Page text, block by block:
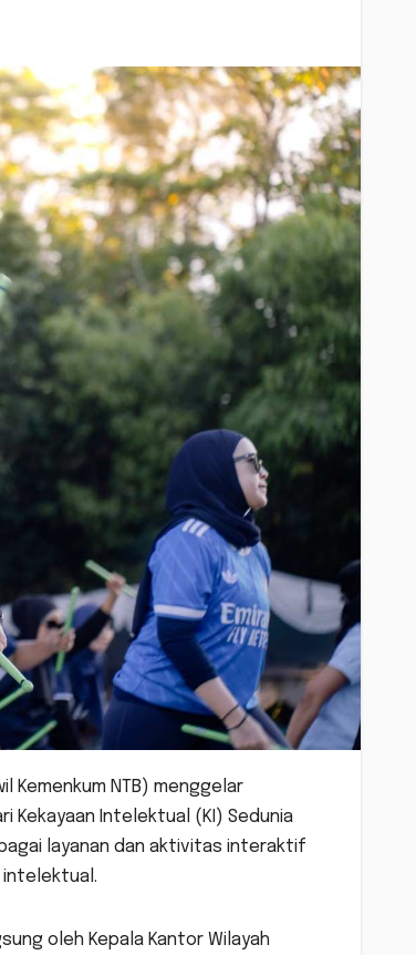
Kemenkum NTB) menggelar
Kekayaan Intelektual (KI) Sedunia
layanan dan aktivitas interaktif
intelektual.
oleh Kepala Kantor Wilayah